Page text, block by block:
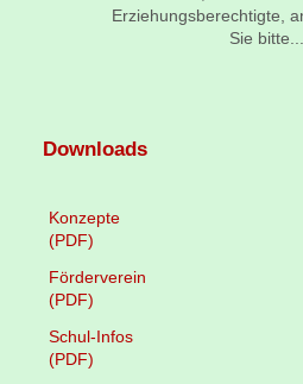
Erziehungsberechtigte,
Sie bitte...
Downloads
Konzepte
(PDF)
Förderverein
(PDF)
Schul-Infos
(PDF)